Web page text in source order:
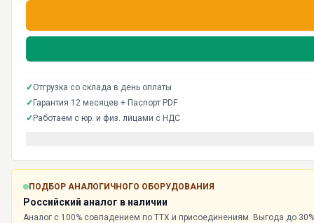
✓Отгрузка со склада в день оплаты
✓ Гарантия 12 месяцев + Паспорт PDF
✓ Работаем с юр. и физ. лицами с НДС
ПОДБОР АНАЛОГИЧНОГО ОБОРУДОВАНИЯ
Российский аналог в наличии
Аналог с 100% совпадением по ТТХ и присоединениям. Выгода до